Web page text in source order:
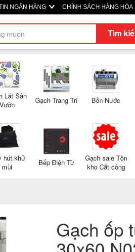
NGÂN HÀNG CHÍNH SÁCH HÀNG HÓA
Tìm
Lát Sân
Vườn
Gạch Trang Trí Bồn Nước
hút khử
mùi
Bếp Điện Từ
Gạch sale Tồn
kho Cắt công
Gạch ốp